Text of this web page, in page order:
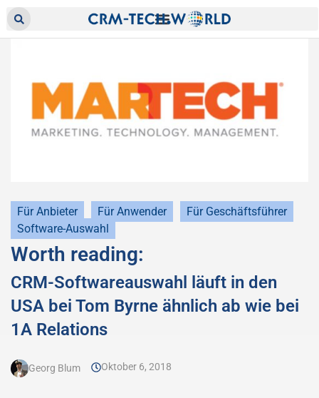
Für Anbieter Für Anwender
Für Geschäftsführer
Software-Auswahl
Worth reading:
CRM-Softwareauswahl läuft in den
USA bei Tom Byrne ähnlich ab wie bei
1A Relations
Georg Blum Oktober 6, 2018